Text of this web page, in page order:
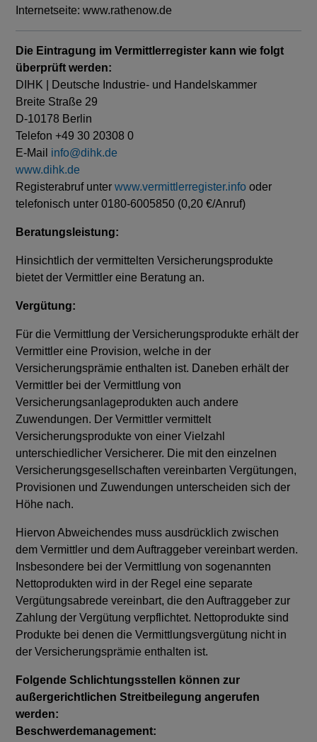
Internetseite: www.rathenow.de
Die Eintragung im Vermittlerregister kann wie folgt
überprüft werden:
DIHK | Deutsche Industrie- und Handelskammer
Breite Straße 29
D-10178 Berlin
Telefon +49 30 20308 0
E-Mail info@dihk.de
www.dihk.de
Registerabruf unterwww.vermittlerregister.info oder
telefonisch unter 0180-6005850 (0,20 €/Anruf)
Beratungsleistung:
Hinsichtlich der vermittelten Versicherungsprodukte
bietet der Vermittler eine Beratung an.
Vergütung:
Für die Vermittlung der Versicherungsprodukte erhält der
Vermittler eine Provision, welche in der
Versicherungsprämie enthalten ist. Daneben erhält der
Vermittler bei der Vermittlung von
Versicherungsanlageprodukten auch andere
Zuwendungen. Der Vermittler vermittelt
Versicherungsprodukte von einer Vielzahl
unterschiedlicher Versicherer. Die mit den einzelnen
Versicherungsgesellschaften vereinbarten Vergütungen,
Provisionen und Zuwendungen unterscheiden sich der
Höhe nach.
Hiervon Abweichendes muss ausdrücklich zwischen
dem Vermittler und dem Auftraggeber vereinbart werden.
Insbesondere bei der Vermittlung von sogenannten
Nettoprodukten wird in der Regel eine separate
Vergütungsabrede vereinbart, die den Auftraggeber zur
Zahlung der Vergütung verpflichtet. Nettoprodukte sind
Produkte bei denen die Vermittlungsvergütung nicht in
der Versicherungsprämie enthalten ist.
Folgende Schlichtungsstellen können zur
außergerichtlichen Streitbeilegung angerufen
werden:
Beschwerdemanagement: